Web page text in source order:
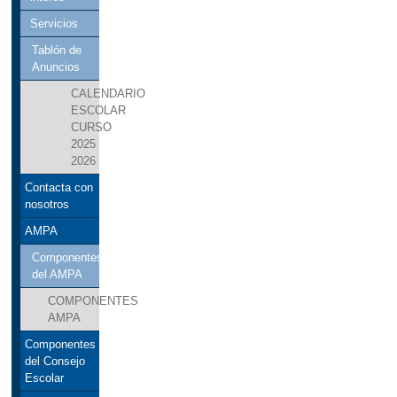
Servicios
Tablón de
Anuncios
CALENDARIO
ESCOLAR
CURSO
2025
2026
Contacta con
nosotros
AMPA
Componentes
del AMPA
COMPONENTES
AMPA
Componentes
del Consejo
Escolar